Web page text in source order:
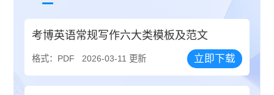
考博英语常规写作六大类模板及范文
格式：PDF 2026-03-11 更新 立即下载